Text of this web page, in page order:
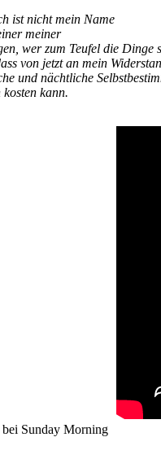
ist nicht mein Name
meiner
wer zum Teufel die Dinge
von jetzt an mein
und nächtliche
kann.
Sunday Morning